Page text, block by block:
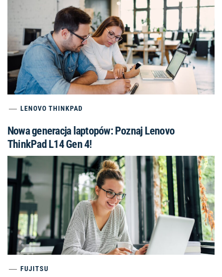
LENOVO THINKPAD
Nowa generacja laptopów: Poznaj Lenovo
ThinkPad L14 Gen 4!
FUJITSU